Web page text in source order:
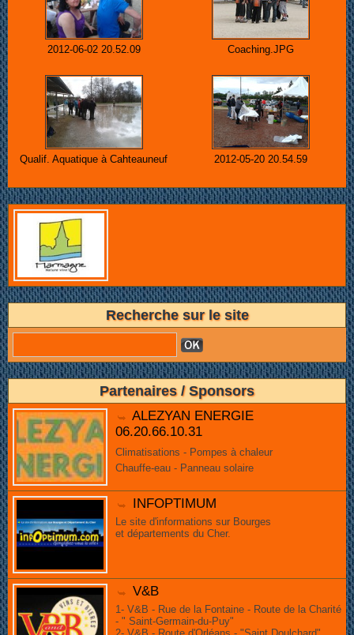
2012-06-02 20.52.09 Coaching.JPG
Qualif. Aquatique à Cahteauneuf 2012-05-20 20.54.59
Recherche sur le site
Partenaires / Sponsors
ALEZYAN ENERGIE
06.20.66.10.31
Climatisations - Pompes à chaleur
Chauffe-eau - Panneau solaire
INFOPTIMUM
Le site d'informations sur Bourges
et départements du Cher.
V&B
1- V&B - Rue de la Fontaine - Route de la Charité
- " Saint-Germain-du-Puy"